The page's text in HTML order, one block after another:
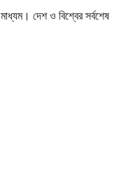
দেশ ও বিশ্বের সর্বশেষ